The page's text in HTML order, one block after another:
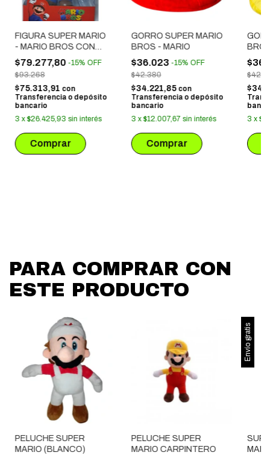
FIGURA SUPER MARIO
- MARIO BROS CON
GUANTE BASEBALL
$79.277,80 -15% OFF
$93.268
$75.313,91 con
Transferencia o depósito
bancario
3 x$26.425,93 sin interés
GORRO SUPER MARIO
BROS - MARIO
$36.023 -15% OFF
$42.380
$34.221,85 con
Transferencia o depósito
bancario
3 x$12.007,67 sin interés
3 x
PARA COMPRAR CON
ESTE PRODUCTO
PELUCHE SUPER
MARIO (BLANCO)
PELUCHE SUPER
MARIO CARPINTERO
Envío gratis